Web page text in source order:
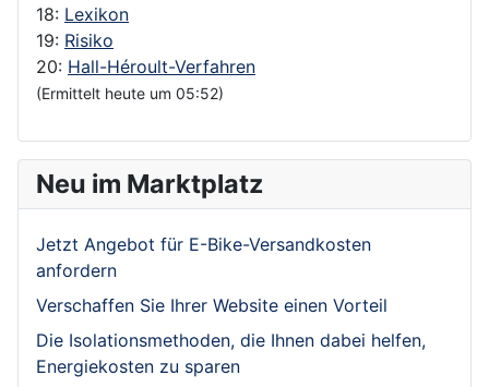
18: Lexikon
19: Risiko
20: Hall-Héroult-Verfahren
(Ermittelt heute um 05:52)
Neu im Marktplatz
Jetzt Angebot für E-Bike-Versandkosten
anfordern
Verschaffen Sie Ihrer Website einen Vorteil
Die Isolationsmethoden, die Ihnen dabei helfen,
Energiekosten zu sparen